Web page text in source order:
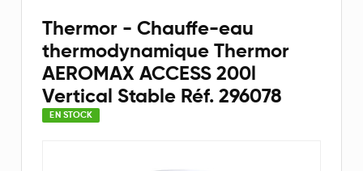
Thermor - Chauffe-eau
thermodynamique Thermor
AEROMAX ACCESS 200l
Vertical Stable Réf. 296078
EN STOCK